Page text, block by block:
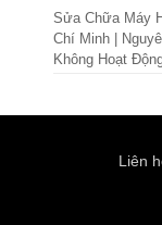
Sửa Chữa Máy
Chí Minh |
Không Hoạt
Liên